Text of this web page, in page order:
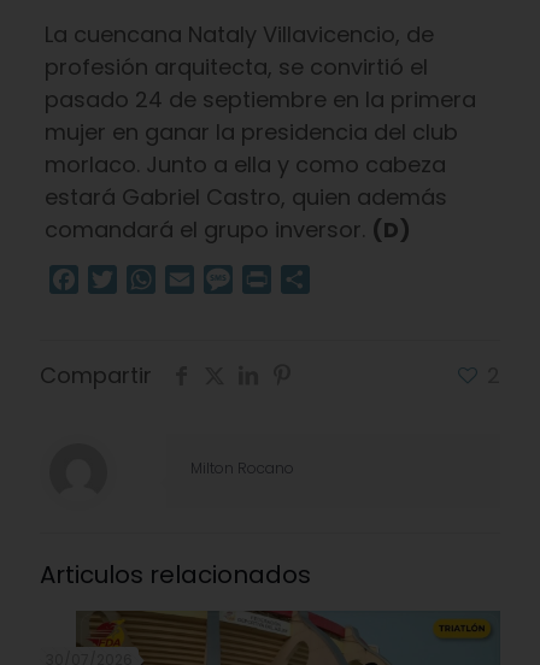
La cuencana Nataly Villavicencio, de
profesión arquitecta, se convirtió el
pasado 24 de septiembre en la primera
mujer en ganar la presidencia del club
morlaco. Junto a ella y como cabeza
estará Gabriel Castro, quien además
comandará el grupo inversor. (D)
Facebook
TwitterWhatsApp
Email Message
Print
Compartir
Milton Rocano
Articulos relacionados